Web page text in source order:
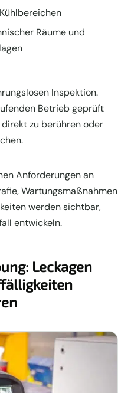
Räume und
Inspektion.
Betrieb geprüft
zu berühren oder
Anforderungen an
Wartungsmaßnahmen
werden sichtbar,
entwickeln.
Leckagen